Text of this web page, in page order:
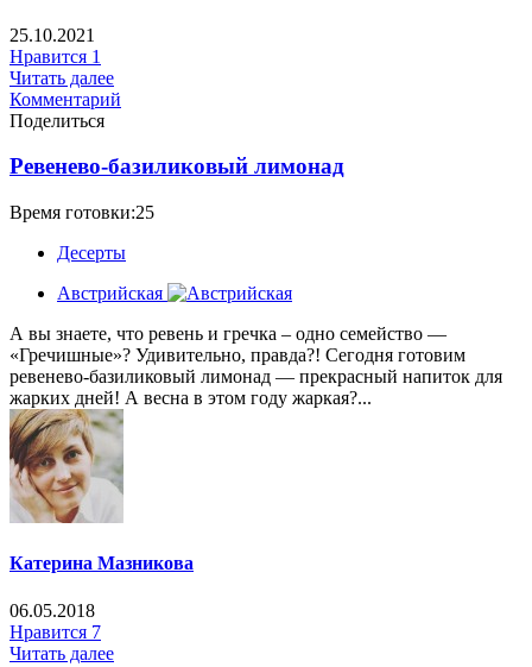
25.10.2021
Нравится 1
Читать далее
Комментарий
Поделиться
Ревенево-базиликовый лимонад
Время готовки:25
Десерты
Австрийская
А вы знаете, что ревень и гречка – одно семейство —
«Гречишные»? Удивительно, правда?! Сегодня готовим
ревенево-базиликовый лимонад — прекрасный напиток для
жарких дней! А весна в этом году жаркая?...
Катерина Мазникова
06.05.2018
Нравится 7
Читать далее